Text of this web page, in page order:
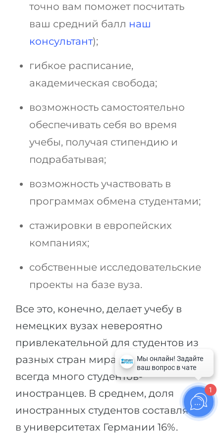
точно вам поможет посчитать
ваш средний балл наш
консультант);
гибкое расписание,
академическая свобода;
возможность самостоятельно
обеспечивать себя во время
учебы, получая стипендию и
подрабатывая;
возможность участвовать в
программах обмена студентами;
стажировки в европейских
компаниях;
собственные исследовательские
проекты на базе вуза.
Все это, конечно, делает учебу в
немецких вузах невероятно
привлекательной для студентов из
разных стран мира, вот почему там
всегда много студентов-
иностранцев. В среднем, доля
иностранных студентов составляет
в университетах Германии 16%.
1